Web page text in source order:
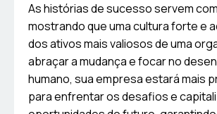
As histórias de sucesso servem
mostrando que uma cultura forte e
dos ativos mais valiosos de uma
abraçar a mudança e focar no
humano, sua empresa estará mais
para enfrentar os desafios e